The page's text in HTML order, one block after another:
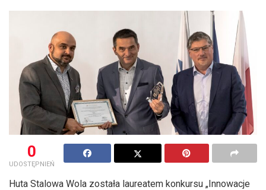
0
UDOSTĘPNIEŃ
Huta Stalowa Wola została laureatem konkursu „Innowacje